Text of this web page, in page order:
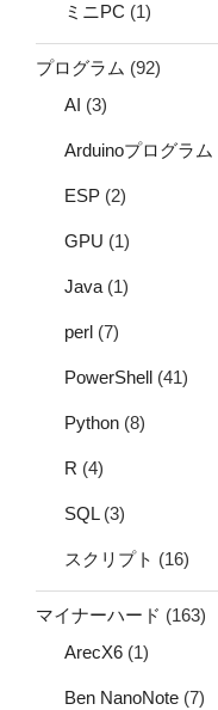
ミニPC (1)
プログラム (92)
AI (3)
Arduinoプログラム
ESP (2)
GPU (1)
Java (1)
perl (7)
PowerShell (41)
Python (8)
R (4)
SQL(3)
スクリプト (16)
マイナーハード (163)
ArecX6 (1)
Ben NanoNote (7)